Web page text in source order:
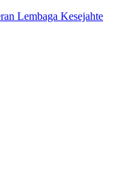
Lembaga Kesejahte